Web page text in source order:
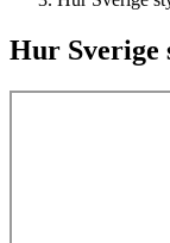
Hur Sverige